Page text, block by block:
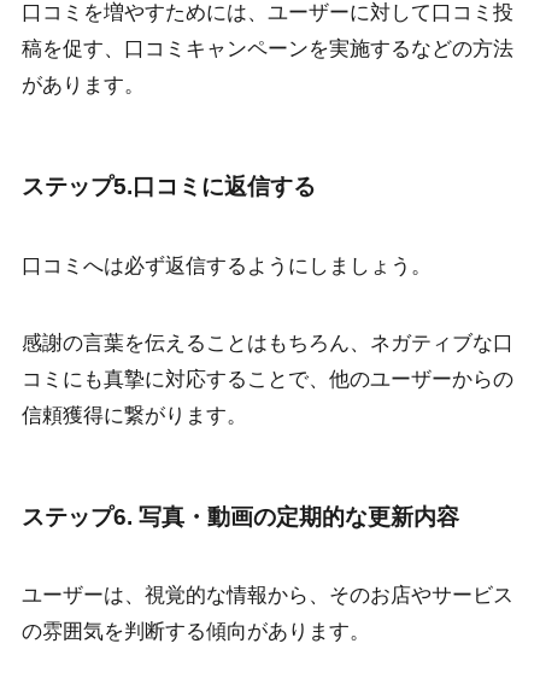
口コミを増やすためには、ユーザーに対して口コミ投
稿を促す、口コミキャンペーンを実施するなどの方法
があります。
ステップ5.口コミに返信する
口コミへは必ず返信するようにしましょう。
感謝の言葉を伝えることはもちろん、ネガティブな口
コミにも真摯に対応することで、他のユーザーからの
信頼獲得に繋がります。
ステップ6. 写真・動画の定期的な更新内容
ユーザーは、視覚的な情報から、そのお店やサービス
の雰囲気を判断する傾向があります。